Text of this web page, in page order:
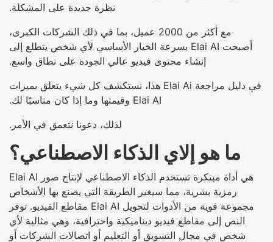
نظرة جديدة على المشكلة.
مع أكثر من 2000 عميل، بما في ذلك الشركات الكبرى،
أصبحت Elai AI بسرعة الخيار الأساسي لأي شخص يتطلع إلى
إنشاء محتوى فيديو عالي الجودة على نطاق واسع.
في دليل مراجعة Elai Ai هذا، نستكشف كل شيء يتعلق بميزات
Elai AI وقيمتها وما إذا كان مناسبًا لك.
لذلك، دعونا نتعمق في الأمر.
ما هو إلاي الذكاء الاصطناعي؟
Elai AI هي أداة مبتكرة تستخدم الذكاء الاصطناعي لإنتاج صور
رمزية بشرية، مما سيغير الطريقة التي يصنع بها الأشخاص
مقاطع الفيديو. توفر Elai AI مجموعة قوية من الأدوات لتحويل
النص إلى مقاطع فيديو ديناميكية واحترافية، وهي مثالية لأي
شخص في مجال التسويق أو التعليم أو اتصالات الشركات أو